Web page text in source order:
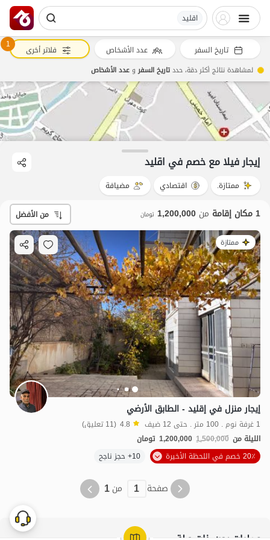
اقلید
1.2مليون ت 4.8
إيجار فيلا مع خصم في اقلید
ممتازة. اقتصادي مضيافة
1 مكان إقامة من 1,200,000 تومان من الأفضل
ممتازة
إيجار منزل في إقليد - الطابق الأرضي
1 غرفة نوم . 100 متر . حتى 12 ضيف 4.8 (11 تعليق)
الليلة من 1,500,000
1,200,000 تومان
20٪ خصم في اللحظة الأخيرة
10+ حجز ناجح
صفحة 1 من1
تاريخ السفر عدد الأشخاص 1 فلاتر أخرى
لمشاهدة نتائج أكثر دقة، حددتاريخ السفروعدد الأشخاص